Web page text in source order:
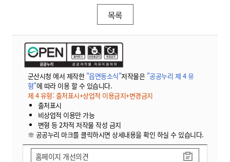
목록
군산시청 에서 제작한 "읍면동소식"저작물은 "공공누리 제 4 유
형"에 따라 이용 할 수 있습니다.
제 4 유형: 출처표시+상업적 이용금지+변경금지
출처표시
비상업적 이용만 가능
변형 등 2차적 저작물 작성 금지
※ 공공누리 마크를 클릭하시면 상세내용을 확인 하실 수 있습니다.
홈페이지 개선의견